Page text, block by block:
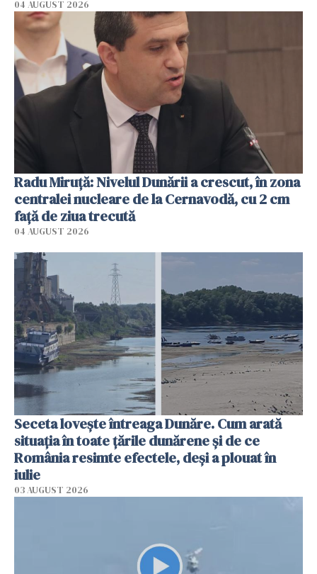
04 AUGUST 2026
Radu Miruţă: Nivelul Dunării a crescut, în zona
centralei nucleare de la Cernavodă, cu 2 cm
faţă de ziua trecută
04 AUGUST 2026
Seceta lovește întreaga Dunăre. Cum arată
situația în toate țările dunărene și de ce
România resimte efectele, deși a plouat în
iulie
03 AUGUST 2026